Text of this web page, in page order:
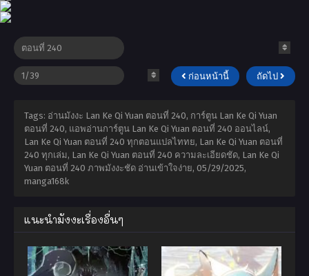
ก่อนหน้านี้ ถัดไป
Tags: อ่านมังงะ Lan Ke Qi Yuan ตอนที่ 240, การ์ตูน Lan Ke Qi Yuan
ตอนที่ 240, แอพอ่านการ์ตูน Lan Ke Qi Yuan ตอนที่ 240 ออนไลน์,
Lan Ke Qi Yuan ตอนที่ 240 ทุกตอนแปลไททย, Lan Ke Qi Yuan ตอนที่
240 ทุกเล่ม, Lan Ke Qi Yuan ตอนที่ 240 ความละเอียดชัด, Lan Ke Qi
Yuan ตอนที่ 240 ภาพมังงะชัด อ่านเข้าใจง่าย, 05/29/2025,
manga168k
แนะนำมังงะเรื่องอื่นๆ